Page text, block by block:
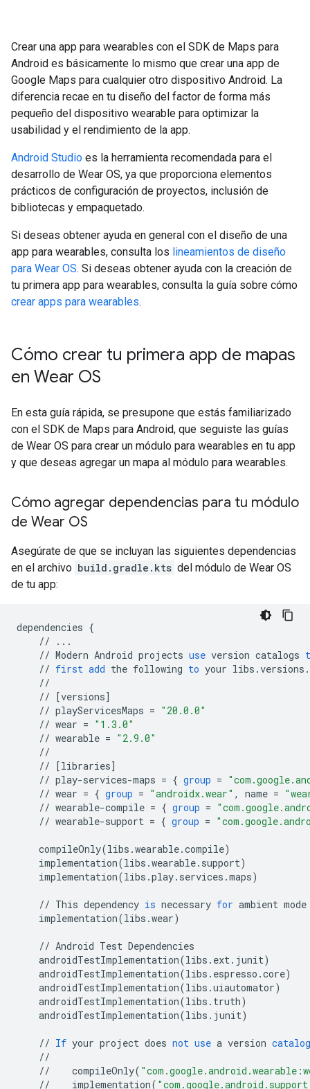
Crear una app para wearables con el SDK de Maps para
Android es básicamente lo mismo que crear una app de
Google Maps para cualquier otro dispositivo Android. La
diferencia recae en tu diseño del factor de forma más
pequeño del dispositivo wearable para optimizar la
usabilidad y el rendimiento de la app.
Android Studio es la herramienta recomendada para el
desarrollo de Wear OS, ya que proporciona elementos
prácticos de configuración de proyectos, inclusión de
bibliotecas y empaquetado.
Si deseas obtener ayuda en general con el diseño de una
app para wearables, consulta los lineamientos de diseño
para Wear OS. Si deseas obtener ayuda con la creación de
tu primera app para wearables, consulta la guía sobre cómo
crear apps para wearables.
Cómo crear tu primera app de mapas
en Wear OS
En esta guía rápida, se presupone que estás familiarizado
con el SDK de Maps para Android, que seguiste las guías
de Wear OS para crear un módulo para wearables en tu app
y que deseas agregar un mapa al módulo para wearables.
Cómo agregar dependencias para tu módulo
de Wear OS
Asegúrate de que se incluyan las siguientes dependencias
en el archivo build.gradle.kts del módulo de Wear OS
de tu app:
dependencies {
//
...
// Modern Android projects use version catalogs
// first add the following to your libs .versions .
//
// [versions]
// playServicesMaps = "20.0.0"
// wear = "1.3.0"
// wearable = "2.9.0"
//
// [libraries]
// play-services-maps = { group =
// wear = { group = "androidx.wear" , name =
// wearable-compile = { group =
// wearable-support = { group =
compileOnly(libs .wearable.compile)
implementation(libs .wearable. support)
implementation(libs .play. services .maps)
// This dependency is necessary for ambient mode
implementation(libs .wear)
// Android Test Dependencies
androidTestImplementation(libs . ext. junit)
androidTestImplementation(libs . espresso .core)
androidTestImplementation(libs .uiautomator)
androidTestImplementation(libs . truth)
androidTestImplementation(libs . junit)
// If your project does not use a version catalog
//
//
compileOnly(
//
implementation(